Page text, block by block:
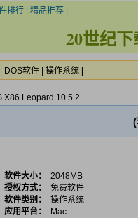
排行 精品推荐
20世纪下
DOS软件 操作系统
X86 Leopard 10.5.2
软件大小：
2048MB
授权方式：
免费软件
软件类别：
操作系统
应用平台：
Mac